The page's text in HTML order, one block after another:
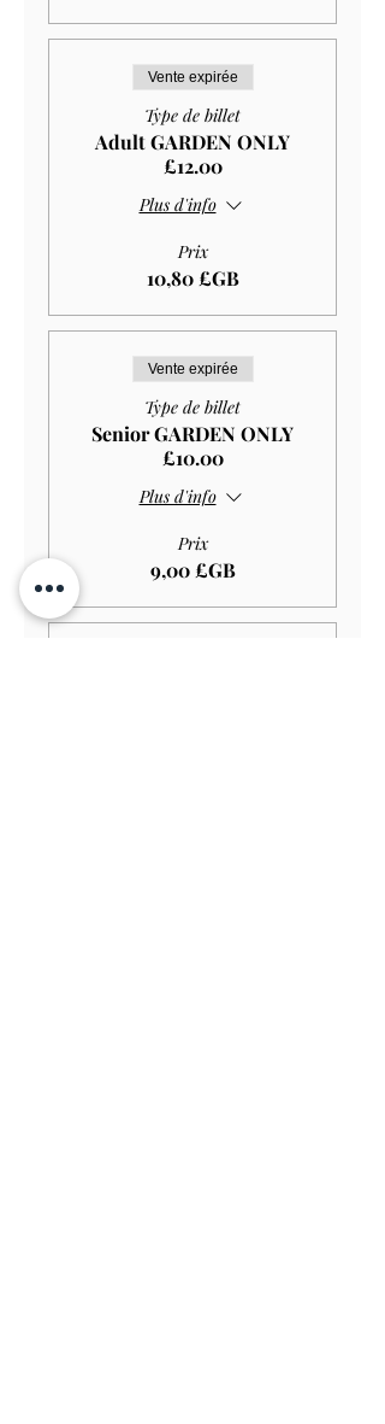
Vente expirée
Type de billet
Adult GARDEN ONLY
£12.00
Plus d'info
Prix
10,80 £GB
Vente expirée
Type de billet
Senior GARDEN ONLY
£10.00
Plus d'info
Prix
9,00 £GB